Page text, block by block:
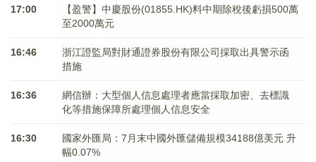
17:00
【盈警】中慶股份(01855.HK)料中期除稅後虧損500萬
至2000萬元
16:46
浙江證監局對財通證券股份有限公司採取出具警示函
措施
16:36
網信辦：大型個人信息處理者應當採取加密、去標識
化等措施保障所處理個人信息安全
16:30
國家外匯局：7月末中國外匯儲備規模34188億美元 升
幅0.07%